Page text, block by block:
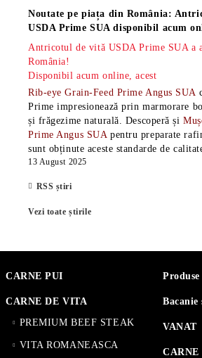
Noutate pe piața din România:
USDA Prime SUA disponibil acum
Antricotul de vită USDA Prime SUA a
România!
Disponibil acum online, acest
Rib-eye Grain-Feed Prime Angus SUA
Prime impresionează prin marmorare
și frăgezime naturală. Descoperă și
Prime Angus SUA pentru preparate
sunt obținute aceste standarde de
13 August 2025
RSS știri
Vezi toate știrile
CARNE PUI
CARNE DE VITA
PREMIUM BEEF STEAK
VITA ROMANEASCA
VANAT
CARNE